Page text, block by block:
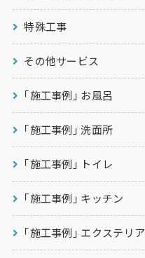
特殊工事
その他サービス
｢施工事例｣ お風呂
｢施工事例｣ 洗面所
｢施工事例｣ トイレ
｢施工事例｣ キッチン
｢施工事例｣ エクステリア